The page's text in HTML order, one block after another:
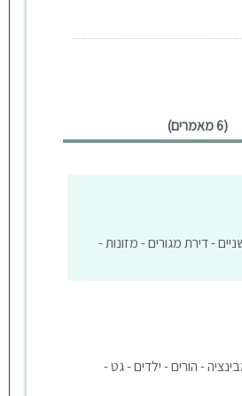
(6 מאמרים)
- דירת מגורים - מזונות -
- הורים - ילדים - גט -